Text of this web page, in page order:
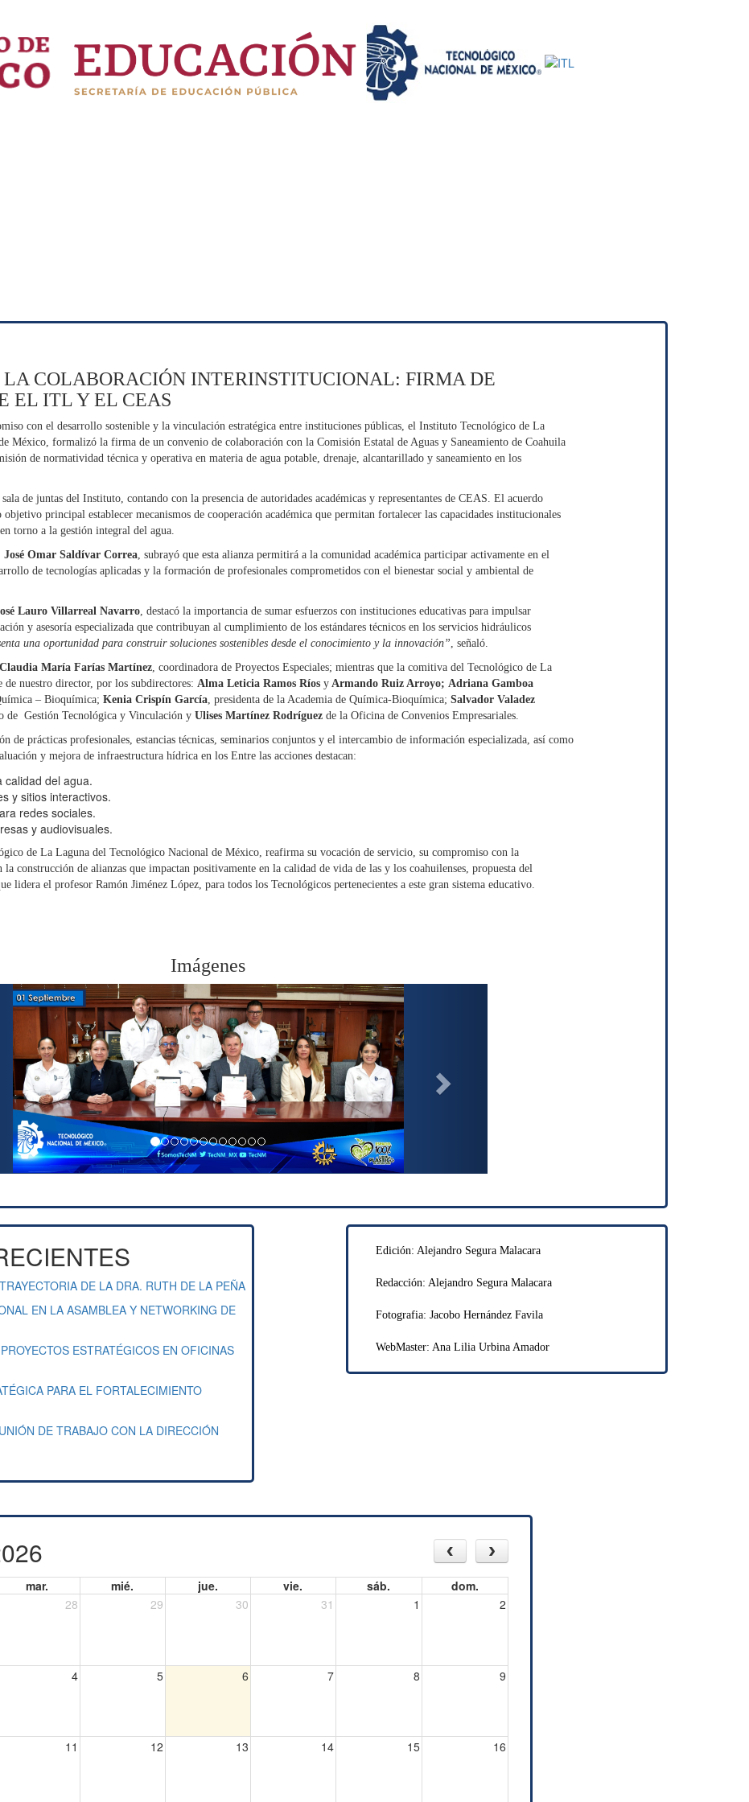
LA COLABORACIÓN INTERINSTITUCIONAL: FIRMA DE
EL ITL Y EL CEAS
con el desarrollo sostenible y la vinculación estratégica entre instituciones públicas, el Instituto Tecnológico de La
México, formalizó la firma de un convenio de colaboración con la Comisión Estatal de Aguas y Saneamiento de Coahuila
de normatividad técnica y operativa en materia de agua potable, drenaje, alcantarillado y saneamiento en los
de juntas del Instituto, contando con la presencia de autoridades académicas y representantes de CEAS. El acuerdo
principal establecer mecanismos de cooperación académica que permitan fortalecer las capacidades institucionales
torno a la gestión integral del agua.
José Omar Saldívar Correa, subrayó que esta alianza permitirá a la comunidad académica participar activamente en el
de tecnologías aplicadas y la formación de profesionales comprometidos con el bienestar social y ambiental de
Lauro Villarreal Navarro, destacó la importancia de sumar esfuerzos con instituciones educativas para impulsar
y asesoría especializada que contribuyan al cumplimiento de los estándares técnicos en los servicios hidráulicos
una oportunidad para construir soluciones sostenibles desde el conocimiento y la innovación”, señaló.
Claudia María Farías Martínez, coordinadora de Proyectos Especiales; mientras que la comitiva del Tecnológico de La
de nuestro director, por los subdirectores:Alma Leticia Ramos Ríosy Armando Ruiz Arroyo; Adriana Gamboa
– Bioquímica;Kenia Crispín García, presidenta de la Academia de Química-Bioquímica;Salvador Valadez
de Gestión Tecnológica y Vinculación yUlises Martínez Rodríguez de la Oficina de Convenios Empresariales.
de prácticas profesionales, estancias técnicas, seminarios conjuntos y el intercambio de información especializada, así como
y mejora de infraestructura hídrica en los Entre las acciones destacan:
calidad del agua.
y sitios interactivos.
redes sociales.
y audiovisuales.
de La Laguna del Tecnológico Nacional de México, reafirma su vocación de servicio, su compromiso con la
construcción de alianzas que impactan positivamente en la calidad de vida de las y los coahuilenses, propuesta del
lidera el profesor Ramón Jiménez López, para todos los Tecnológicos pertenecientes a este gran sistema educativo.
Imágenes
Edición: Alejandro Segura Malacara
Redacción: Alejandro Segura Malacara
Fotografia: Jacobo Hernández Favila
WebMaster: Ana Lilia Urbina Amador
DE LA DRA. RUTH DE LA PEÑA
EN LA ASAMBLEA Y NETWORKING DE
ESTRATÉGICOS EN OFICINAS
PARA EL FORTALECIMIENTO
DE TRABAJO CON LA DIRECCIÓN
mar. mié. jue. vie. sáb.
dom.
28 29 30 31 1 2
4 5 6 7 8 9
11 12 13 14 15 16